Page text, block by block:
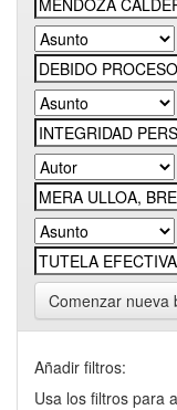
Comenzar nueva
Añadir filtros:
Usa los filtros para